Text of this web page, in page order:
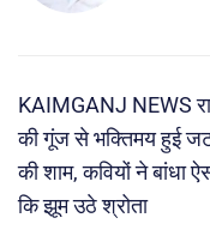
KAIMGANJ NEWS
की गूंज से भक्तिमय हुई
की शाम, कवियों ने बांधा
कि झूम उठे श्रोता